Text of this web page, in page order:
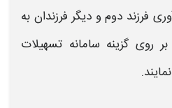
فرزند دوم و دیگر فرزندان به
سامانه تسهیلات